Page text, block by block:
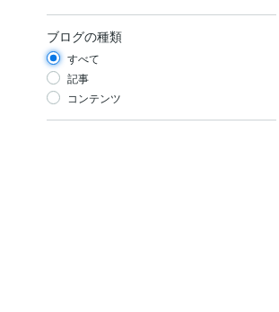
ブログの種類
すべて
記事
コンテンツ